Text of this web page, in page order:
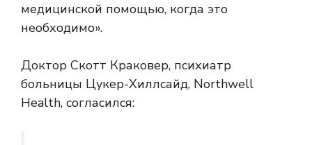
медицинской помощью, когда это
необходимо».
Доктор Скотт Краковер, психиатр
больницы Цукер-Хиллсайд, Northwell
Health, согласился: